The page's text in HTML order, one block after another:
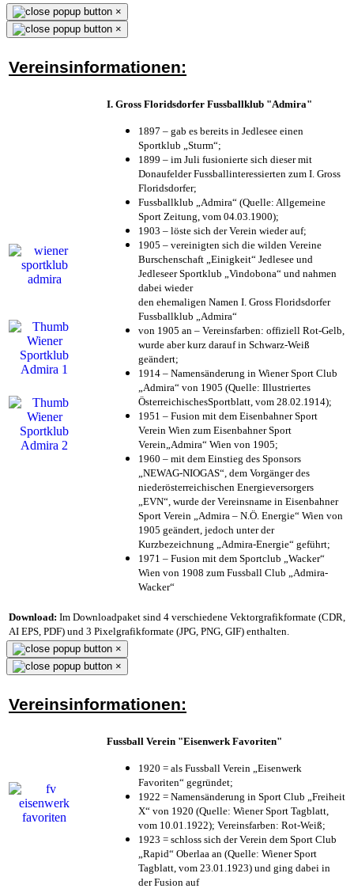
×
×
Vereinsinformationen:
I. Gross Floridsdorfer Fussballklub "Admira"
1897 – gab es bereits in Jedlesee einen
Sportklub „Sturm“;
1899 – im Juli fusionierte sich dieser mit
Donaufelder Fussballinteressierten zum I. Gross
Floridsdorfer;
Fussballklub „Admira“ (Quelle: Allgemeine
Sport Zeitung, vom 04.03.1900);
1903 – löste sich der Verein wieder auf;
1905 – vereinigten sich die wilden Vereine
Burschenschaft „Einigkeit“ Jedlesee und
Jedleseer Sportklub „Vindobona“ und nahmen
dabei wieder
den ehemaligen Namen I. Gross Floridsdorfer
Fussballklub „Admira“
von 1905 an – Vereinsfarben: offiziell Rot-Gelb,
wurde aber kurz darauf in Schwarz-Weiß
geändert;
1914 – Namensänderung in Wiener Sport Club
„Admira“ von 1905 (Quelle: Illustriertes
ÖsterreichischesSportblatt, vom 28.02.1914);
1951 – Fusion mit dem Eisenbahner Sport
Verein Wien zum Eisenbahner Sport
Verein„Admira“ Wien von 1905;
1960 – mit dem Einstieg des Sponsors
„NEWAG-NIOGAS“, dem Vorgänger des
niederösterreichischen Energieversorgers
„EVN“, wurde der Vereinsname in Eisenbahner
Sport Verein „Admira – N.Ö. Energie“ Wien von
1905 geändert, jedoch unter der
Kurzbezeichnung „Admira-Energie“ geführt;
1971 – Fusion mit dem Sportclub „Wacker“
Wien von 1908 zum Fussball Club „Admira-
Wacker“
Download: Im Downloadpaket sind 4 verschiedene Vektorgrafikformate (CDR,
AI EPS, PDF) und 3 Pixelgrafikformate (JPG, PNG, GIF) enthalten.
×
×
Vereinsinformationen:
Fussball Verein "Eisenwerk Favoriten"
1920 = als Fussball Verein „Eisenwerk
Favoriten“ gegründet;
1922 = Namensänderung in Sport Club „Freiheit
X“ von 1920 (Quelle: Wiener Sport Tagblatt,
vom 10.01.1922); Vereinsfarben: Rot-Weiß;
1923 = schloss sich der Verein dem Sport Club
„Rapid“ Oberlaa an (Quelle: Wiener Sport
Tagblatt, vom 23.01.1923) und ging dabei in
der Fusion auf